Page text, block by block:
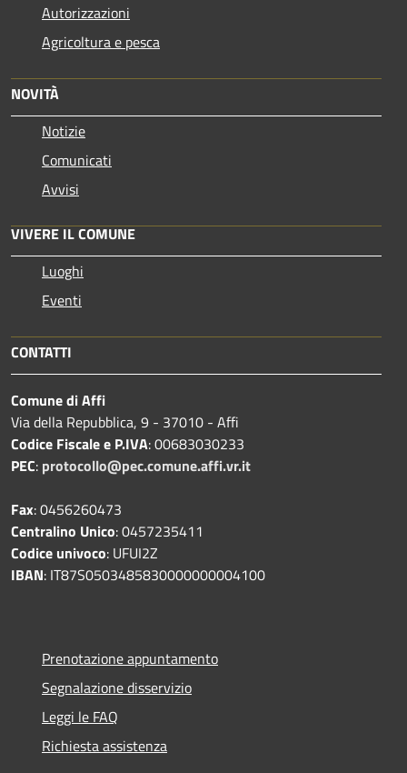
Autorizzazioni
Agricoltura e pesca
NOVITÀ
Notizie
Comunicati
Avvisi
VIVERE IL COMUNE
Luoghi
Eventi
CONTATTI
Comune di Affi
Via della Repubblica, 9 - 37010 - Affi
Codice Fiscale e P.IVA: 00683030233
PEC: protocollo@pec.comune.affi.vr.it
Fax: 0456260473
Centralino Unico: 0457235411
Codice univoco: UFUI2Z
IBAN: IT87S0503485830000000004100
Prenotazione appuntamento
Segnalazione disservizio
Leggi le FAQ
Richiesta assistenza